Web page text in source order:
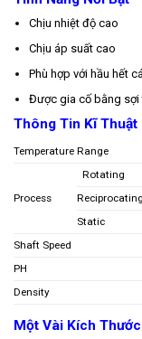
Chịu nhiệt độ cao
Chịu áp suất cao
Phù hợp với hầu hết
Được gia cố bằng sợi
Thông Tin Kĩ Thuật
Temperature Range
Process
Rotating
Reciprocating
Static
Shaft Speed
PH
Density
Một Vài Kích